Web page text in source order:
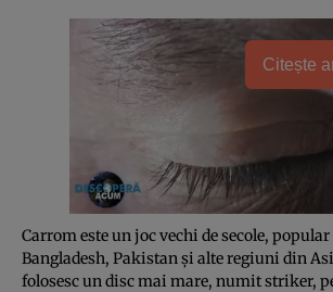
Citește
Carrom este un joc vechi de secole,
Bangladesh, Pakistan și alte regiuni din
folosesc un disc mai mare, numit striker,